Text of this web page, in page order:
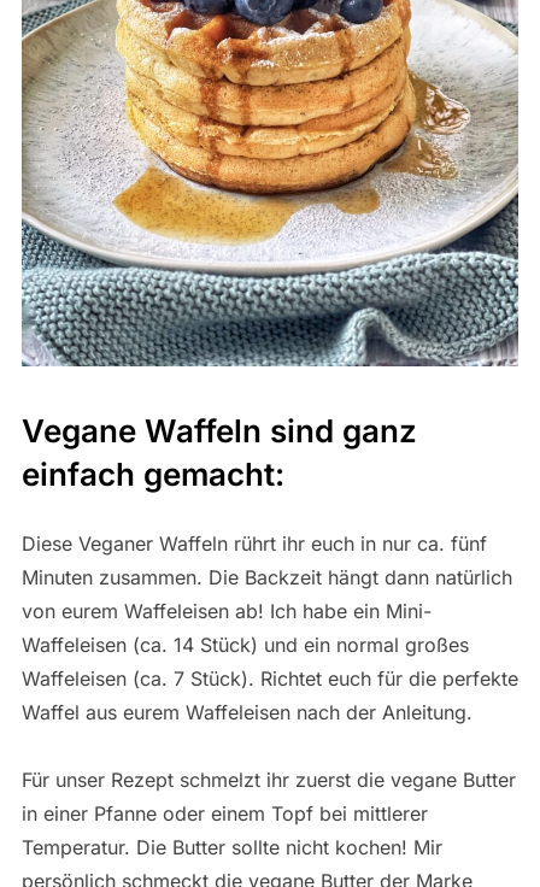
Vegane Waffeln sind ganz
einfach gemacht:
Diese Veganer Waffeln rührt ihr euch in nur ca. fünf
Minuten zusammen. Die Backzeit hängt dann natürlich
von eurem Waffeleisen ab! Ich habe ein Mini-
Waffeleisen (ca. 14 Stück) und ein normal großes
Waffeleisen (ca. 7 Stück). Richtet euch für die perfekte
Waffel aus eurem Waffeleisen nach der Anleitung.
Für unser Rezept schmelzt ihr zuerst die vegane Butter
in einer Pfanne oder einem Topf bei mittlerer
Temperatur. Die Butter sollte nicht kochen! Mir
persönlich schmeckt die vegane Butter der Marke